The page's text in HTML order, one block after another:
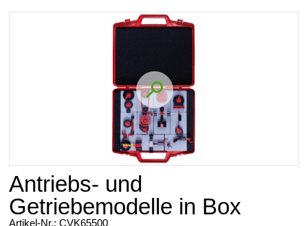
Bildergalerie überspringen
Antriebs- und
Getriebemodelle in Box
Artikel-Nr.: CVK65500